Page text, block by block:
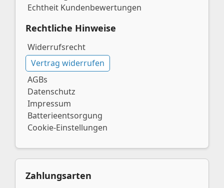
Echtheit Kundenbewertungen
Rechtliche Hinweise
Widerrufsrecht
Vertrag widerrufen
AGBs
Datenschutz
Impressum
Batterieentsorgung
Cookie-Einstellungen
Zahlungsarten